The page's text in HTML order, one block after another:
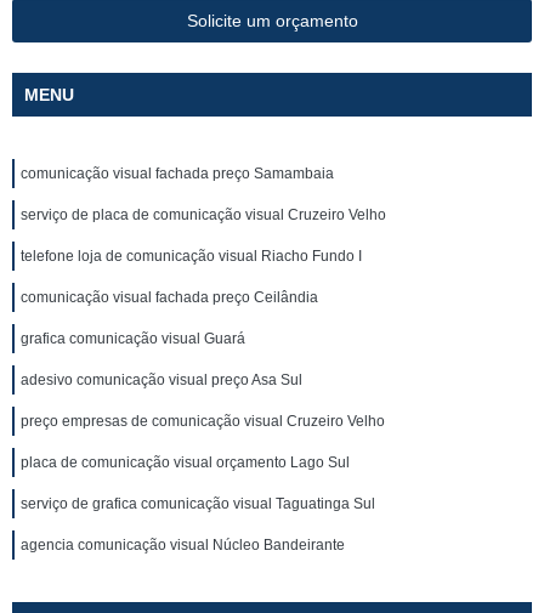
Solicite um orçamento
MENU
comunicação visual fachada preço Samambaia
serviço de placa de comunicação visual Cruzeiro Velho
telefone loja de comunicação visual Riacho Fundo I
comunicação visual fachada preço Ceilândia
grafica comunicação visual Guará
adesivo comunicação visual preço Asa Sul
preço empresas de comunicação visual Cruzeiro Velho
placa de comunicação visual orçamento Lago Sul
serviço de grafica comunicação visual Taguatinga Sul
agencia comunicação visual Núcleo Bandeirante